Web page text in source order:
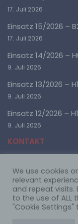
17. Juli 2026
Einsatz 15/2026 –
17. Juli 2026
Einsatz 14/2026 –
9. Juli 2026
Einsatz 13/2026 –
9. Juli 2026
Einsatz 12/2026 –
9. Juli 2026
KONTAKT
Freiwillige
Mühlstraße 61
76470 Ötigheim
Telefon: 07222
Im Notfall immer
We use cookies
relevant
and repeat visits.
to the use of ALL
"Cookie
um bestimmte
natürliche
insbesondere,
wirtschaftlicher
Vorlieben,
Person zu
f)
die
spezifischen
gewährleisten,
nicht einer
natürlichen